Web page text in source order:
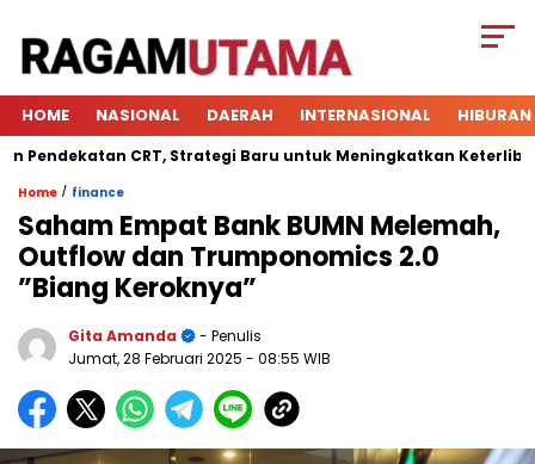
HOME NASIONAL DAERAH INTERNASIONAL HIBURAN
CRT, Strategi Baru untuk Meningkatkan Keterlibatan
Home / finance
Saham Empat Bank BUMN Melemah,
Outflow dan Trumponomics 2.0
”Biang Keroknya”
Gita Amanda
- Penulis
Jumat, 28 Februari 2025 - 08:55 WIB